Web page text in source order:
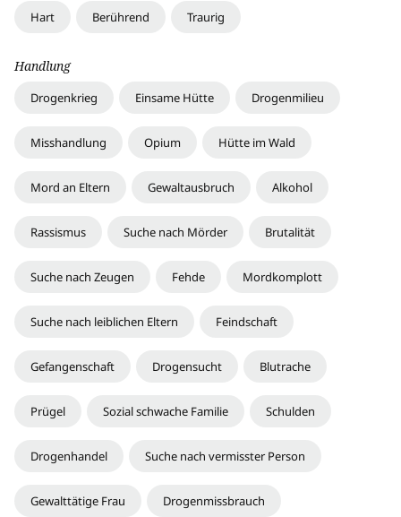
Hart Berührend Traurig
Handlung
Drogenkrieg Einsame Hütte Drogenmilieu
Misshandlung Opium Hütte im Wald
Mord an Eltern Gewaltausbruch Alkohol
Rassismus Suche nach Mörder Brutalität
Suche nach Zeugen Fehde Mordkomplott
Suche nach leiblichen Eltern Feindschaft
Gefangenschaft Drogensucht Blutrache
Prügel Sozial schwache Familie Schulden
Drogenhandel Suche nach vermisster Person
Gewalttätige Frau Drogenmissbrauch